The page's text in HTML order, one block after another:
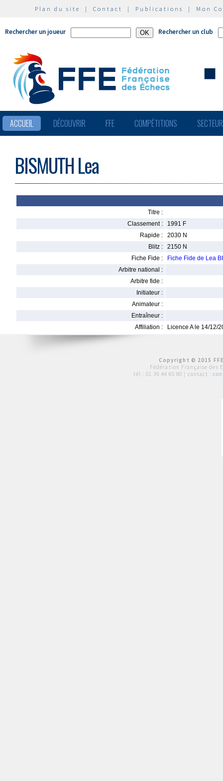
Plan du site | Contact | Publications | Mon
Rechercher un joueur Rechercher un club
ACCUEIL DÉCOUVRIR FFE COMPÉTITIONS
BISMUTH Lea
Titre :
Classement :
1991 F
Rapide :
2030 N
Blitz :
2150 N
Fiche Fide :
Fiche Fide de Lea
Arbitre national :
Arbitre fide :
Initiateur :
Animateur :
Entraîneur :
Affiliation :
Licence A le 14/12/
Copyright © 2015
Fédération Française des
tél : 01 39 44 65 80 | contact :